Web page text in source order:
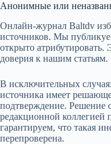
Анонимные или
Онлайн-журнал Baltdv
источников. Мы
открыто
доверия к нашим статьям.
В исключительных
источника имеет
подтверждение. Решение
редакционной коллегией
гарантируем, что такая
перепроверена.